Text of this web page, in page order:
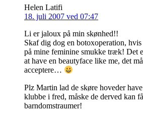
Helen Latifi
18. juli 2007 ved 07:47
Li er jaloux på min skønhed!!
Skaf dig dog en botoxoperation,
på mine feminine smukke træk! Det
at have en beautyface like me, det
acceptere…
Plz Martin lad de skøre hoveder
klubbe i fred, måske de derved kan
barndomstraumer!